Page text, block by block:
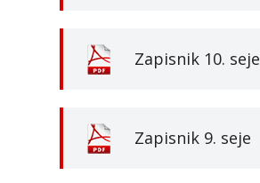
Zapisnik 10. seje
Zapisnik 9. seje